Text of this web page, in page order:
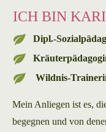
ICH BIN
Dipl.-
Wildnis-
Mein Anliegen ist es,
begegnen und von